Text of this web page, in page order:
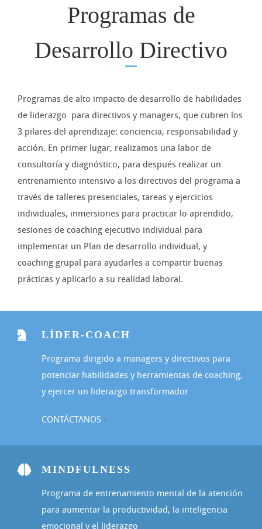
Programas de
Desarrollo Directivo
Programas de alto impacto de desarrollo de habilidades
de liderazgo para directivos y managers, que cubren los
3 pilares del aprendizaje: conciencia, responsabilidad y
acción. En primer lugar, realizamos una labor de
consultoría y diagnóstico, para después realizar un
entrenamiento intensivo a los directivos del programa a
través de talleres presenciales, tareas y ejercicios
individuales, inmersiones para practicar lo aprendido,
sesiones de coaching ejecutivo individual para
implementar un Plan de desarrollo individual, y
coaching grupal para ayudarles a compartir buenas
prácticas y aplicarlo a su realidad laboral.
LÍDER-COACH
Programa dirigido a managers y directivos para
potenciar habilidades y herramientas de coaching,
y ejercer un liderazgo transformador
CONTÁCTANOS
MINDFULNESS
Programa de entrenamiento mental de la atención
para aumentar la productividad, la inteligencia
emocional y el liderazgo